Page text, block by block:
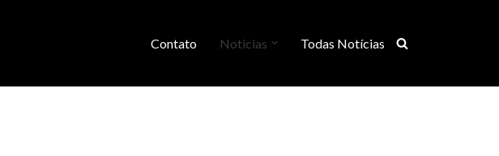
Contato Noticias Todas Notícias